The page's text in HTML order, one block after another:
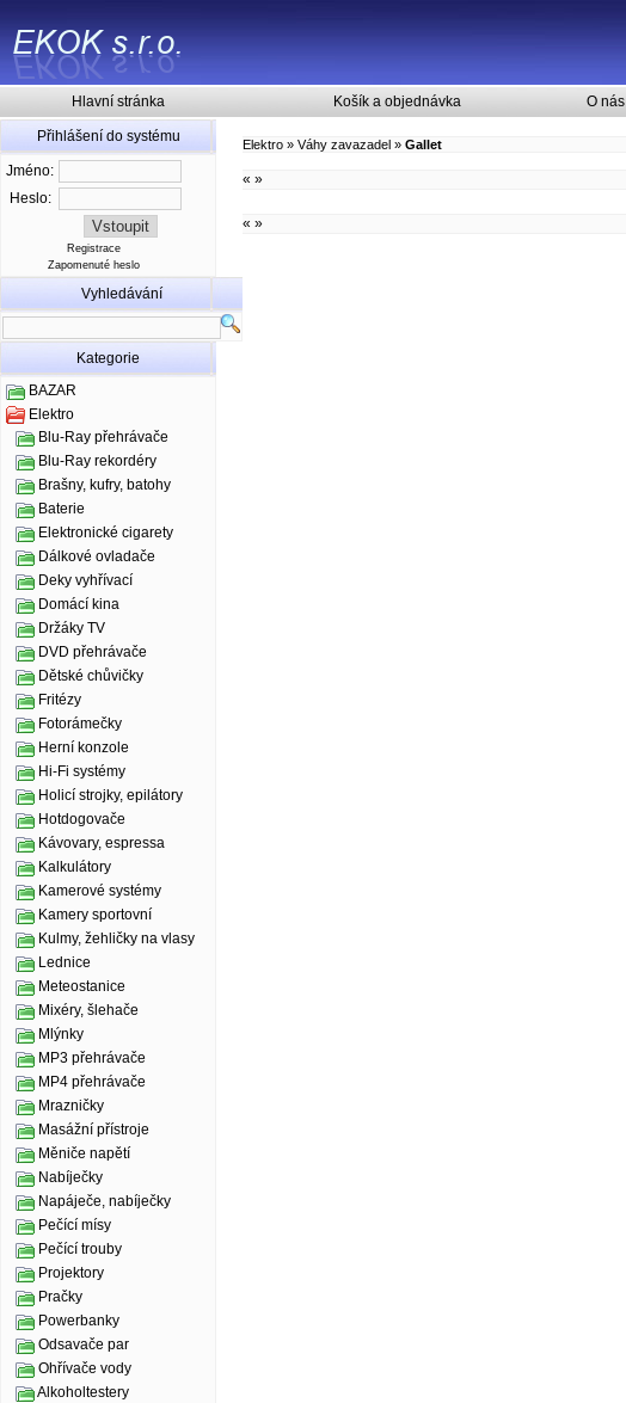
Hlavní stránka Košík a objednávka O nás
Přihlášení do systému
Jméno:
Heslo:
Registrace
Zapomenuté heslo
Vyhledávání
Kategorie
BAZAR
Elektro
Blu-Ray přehrávače
Blu-Ray rekordéry
Brašny, kufry, batohy
Baterie
Elektronické cigarety
Dálkové ovladače
Deky vyhřívací
Domácí kina
Držáky TV
DVD přehrávače
Dětské chůvičky
Fritézy
Fotorámečky
Herní konzole
Hi-Fi systémy
Holicí strojky, epilátory
Hotdogovače
Kávovary, espressa
Kalkulátory
Kamerové systémy
Kamery sportovní
Kulmy, žehličky na vlasy
Lednice
Meteostanice
Mixéry, šlehače
Mlýnky
MP3 přehrávače
MP4 přehrávače
Mrazničky
Masážní přístroje
Měniče napětí
Nabíječky
Napáječe, nabíječky
Pečící mísy
Pečící trouby
Projektory
Pračky
Powerbanky
Odsavače par
Ohřívače vody
Alkoholtestery
Elektro » Váhy zavazadel » Gallet
« »
« »